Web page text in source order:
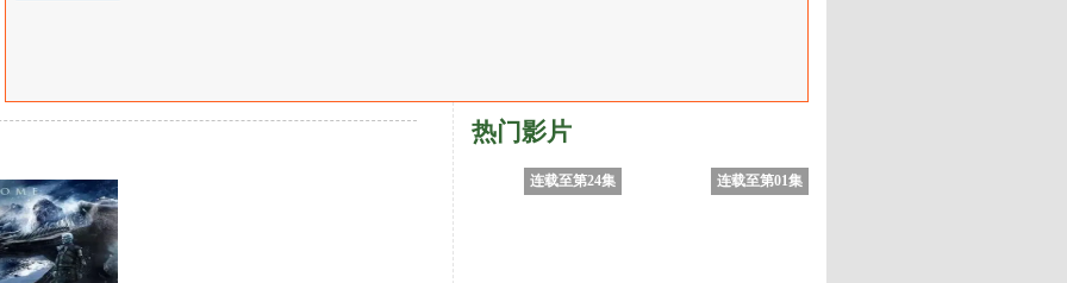
热门影片
连载至第24集 连载至第01集